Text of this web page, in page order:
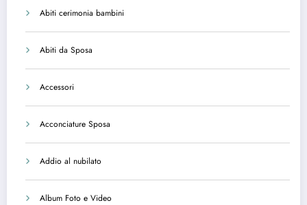
Abiti cerimonia bambini
Abiti da Sposa
Accessori
Acconciature Sposa
Addio al nubilato
Album Foto e Video